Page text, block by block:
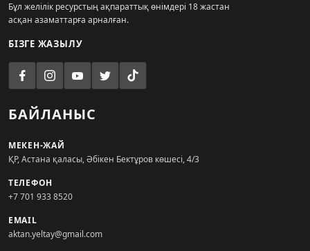
Бұл желілік ресурстың ақпараттық өнімдері 18 жастан
асқан азаматтарға арналған.
БІЗГЕ ЖАЗЫЛУ
БАЙЛАНЫС
МЕКЕН-ЖАЙ
ҚР, Астана қаласы, Әбікен Бектұров көшесі, 4/3
ТЕЛЕФОН
+7 701 933 8520
EMAIL
aktan.yeltay@gmail.com